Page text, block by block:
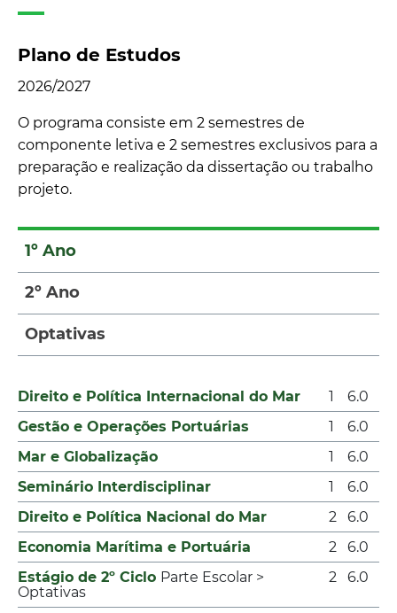
Plano de Estudos
2026/2027
O programa consiste em 2 semestres de
componente letiva e 2 semestres exclusivos para a
preparação e realização da dissertação ou trabalho
projeto.
1º Ano
2º Ano
Optativas
Direito e Política Internacional do Mar 1
6.0
Gestão e Operações Portuárias
1
6.0
Mar e Globalização
1
6.0
Seminário Interdisciplinar
1
6.0
Direito e Política Nacional do Mar
2
6.0
Economia Marítima e Portuária
2
6.0
Estágio de 2º Ciclo Parte Escolar >
Optativas
2 6.0